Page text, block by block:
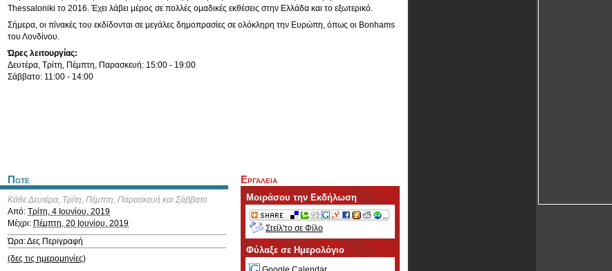
Thessaloniki το 2016. Έχει λάβει μέρος σε πολλές ομαδικές εκθέσεις στην Ελλάδα και το εξωτερικό.
Σήμερα, οι πίνακές του εκδίδονται σε μεγάλες δημοπρασίες σε ολόκληρη την Ευρώπη, όπως οι Bonhams
του Λονδίνου.
Ώρες λειτουργίας:
Δευτέρα, Τρίτη, Πέμπτη, Παρασκευή: 15:00 - 19:00
Σάββατο: 11:00 - 14:00
Ποτε
Κάθε Δευτέρα, Τρίτη, Πέμπτη, Παρασκευή και Σάββατο
Από: Τρίτη, 4 Ιουνίου, 2019
Μέχρι: Πέμπτη, 20 Ιουνίου, 2019
Ώρα: Δες Περιγραφή
(δες τις ημερομηνίες)
Εργαλεια
Μοιράσου την Εκδήλωση
Στείλ'το σε Φίλο
Φύλαξε σε Ημερολόγιο